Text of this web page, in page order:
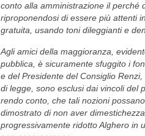
conto alla amministrazione il perché
riproponendosi di essere più attenti
gratuita, usando toni dileggianti e
Agli amici della maggioranza,
pubblica, è sicuramente sfuggito i
e del Presidente del Consiglio
di legge, sono esclusi dai vincoli del
rendo conto, che tali nozioni
dimostrato di non aver
progressivamente ridotto Alghero in